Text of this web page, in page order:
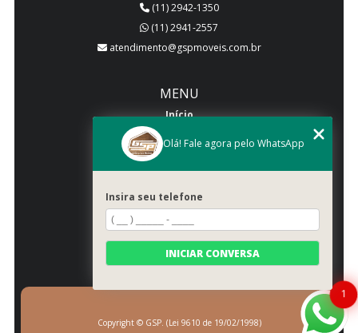
(11) 2942-1350
(11) 2941-2557
atendimento@gspmoveis.com.br
MENU
Início
Quem somos
Galeria
Categorias
Contato
Mapa do site
Copyright © GSP. (Lei 9610 de 19/02/1998)
1
Olá! Fale agora pelo WhatsApp
Insira seu telefone
INICIAR CONVERSA